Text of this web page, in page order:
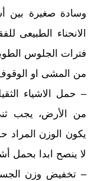
وسادة صغيرة بين
الانحناء الطبيعى
فترات الجلوس
من المشى او
– حمل الاشياء
من الأرض، يجب
يكون الوزن
لا ينصح ابدا بحمل
– تخفيض وزن